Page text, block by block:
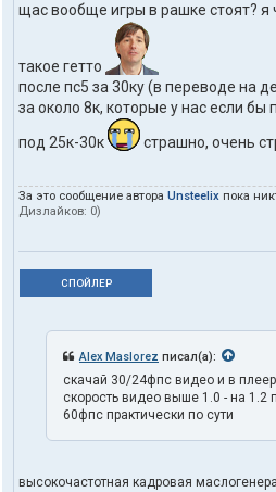
щас вообще игры в рашке стоят? я
такое гетто
после пс5 за 30ку (в переводе на
за около 8к, которые у нас если бы
под 25к-30к
страшно, очень
За это сообщение автора Unsteelix пока
Дизлайков: 0)
СПОЙЛЕР
Alex Maslorez писал(а):
скачай 30/24фпс видео и в
скорость видео выше 1.0 - на 1.2
60фпс практически по сути
высокочастотная кадровая